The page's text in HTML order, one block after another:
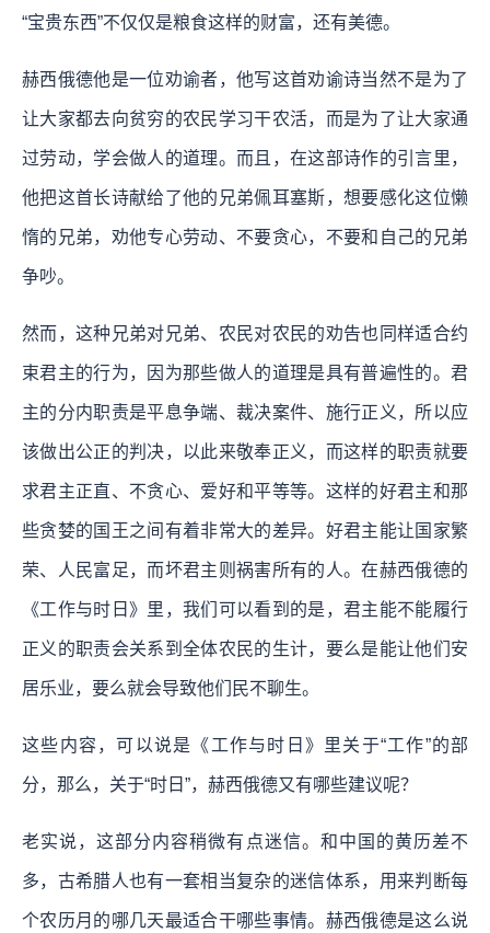
“宝贵东西”不仅仅是粮食这样的财富，还有美德。
赫西俄德他是一位劝谕者，他写这首劝谕诗当然不是为了
让大家都去向贫穷的农民学习干农活，而是为了让大家通
过劳动，学会做人的道理。而且，在这部诗作的引言里，
他把这首长诗献给了他的兄弟佩耳塞斯，想要感化这位懒
惰的兄弟，劝他专心劳动、不要贪心，不要和自己的兄弟
争吵。
然而，这种兄弟对兄弟、农民对农民的劝告也同样适合约
束君主的行为，因为那些做人的道理是具有普遍性的。君
主的分内职责是平息争端、裁决案件、施行正义，所以应
该做出公正的判决，以此来敬奉正义，而这样的职责就要
求君主正直、不贪心、爱好和平等等。这样的好君主和那
些贪婪的国王之间有着非常大的差异。好君主能让国家繁
荣、人民富足，而坏君主则祸害所有的人。在赫西俄德的
《工作与时日》里，我们可以看到的是，君主能不能履行
正义的职责会关系到全体农民的生计，要么是能让他们安
居乐业，要么就会导致他们民不聊生。
这些内容，可以说是《工作与时日》里关于“工作”的部
分，那么，关于“时日”，赫西俄德又有哪些建议呢？
老实说，这部分内容稍微有点迷信。和中国的黄历差不
多，古希腊人也有一套相当复杂的迷信体系，用来判断每
个农历月的哪几天最适合干哪些事情。赫西俄德是这么说